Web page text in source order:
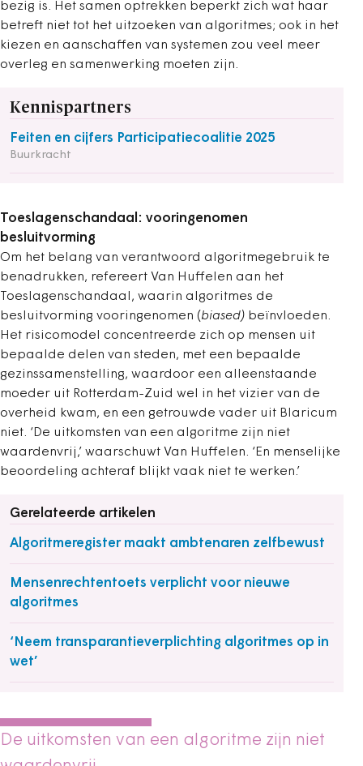
bezig is. Het samen optrekken beperkt zich wat haar
betreft niet tot het uitzoeken van algoritmes; ook in het
kiezen en aanschaffen van systemen zou veel meer
overleg en samenwerking moeten zijn.
Kennispartners
Feiten en cijfers Participatiecoalitie 2025
Buurkracht
Toeslagenschandaal: vooringenomen
besluitvorming
Om het belang van verantwoord algoritmegebruik te
benadrukken, refereert Van Huffelen aan het
Toeslagenschandaal, waarin algoritmes de
besluitvorming vooringenomen (biased) beïnvloeden.
Het risicomodel concentreerde zich op mensen uit
bepaalde delen van steden, met een bepaalde
gezinssamenstelling, waardoor een alleenstaande
moeder uit Rotterdam-Zuid wel in het vizier van de
overheid kwam, en een getrouwde vader uit Blaricum
niet. ‘De uitkomsten van een algoritme zijn niet
waardenvrij,’ waarschuwt Van Huffelen. ‘En menselijke
beoordeling achteraf blijkt vaak niet te werken.’
Gerelateerde artikelen
Algoritmeregister maakt ambtenaren zelfbewust
Mensenrechtentoets verplicht voor nieuwe
algoritmes
‘Neem transparantieverplichting algoritmes op in
wet’
De uitkomsten van een algoritme zijn niet